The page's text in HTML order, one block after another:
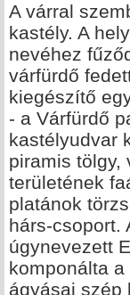
A várral
kastély. A
nevéhez
várfürdő
kiegészítő
- a Várfürdő
kastélyudvar
piramis tölgy,
területének
platánok
hárs-csoport.
úgynevezett
komponálta
ágyásai szép